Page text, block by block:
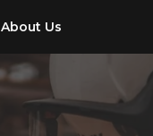
About Us